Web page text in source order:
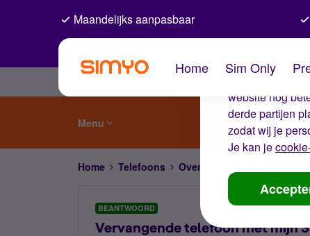
De
Wij gebruiken
website nog
derde partijen
zodat wij je
Je kan je
Maandelijks aanpasbaar
Home Sim Only
Menu
Home Telefoons Overige telefoons
BEANTWOORD
Vervangende telefoon met mijn